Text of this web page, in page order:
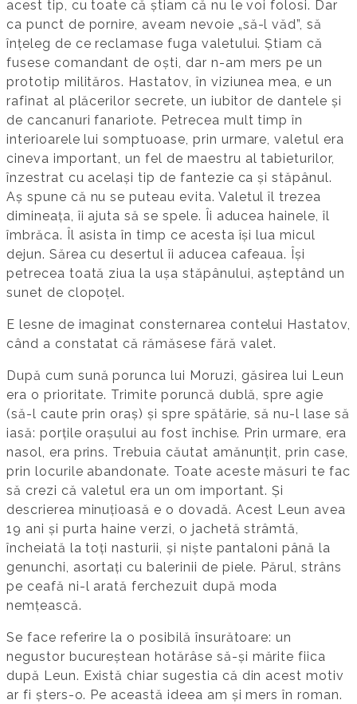
acest tip, cu toate că știam că nu le voi folosi. Dar
ca punct de pornire, aveam nevoie „să-l văd”, să
înțeleg de ce reclamase fuga valetului. Știam că
fusese comandant de oști, dar n-am mers pe un
prototip milităros. Hastatov, în viziunea mea, e un
rafinat al plăcerilor secrete, un iubitor de dantele și
de cancanuri fanariote. Petrecea mult timp în
interioarele lui somptuoase, prin urmare, valetul era
cineva important, un fel de maestru al tabieturilor,
înzestrat cu același tip de fantezie ca și stăpânul.
Aș spune că nu se puteau evita. Valetul îl trezea
dimineața, îi ajuta să se spele. Îi aducea hainele, îl
îmbrăca. Îl asista în timp ce acesta își lua micul
dejun. Sărea cu desertul îi aducea cafeaua. Își
petrecea toată ziua la ușa stăpânului, așteptând un
sunet de clopoțel.
E lesne de imaginat consternarea contelui Hastatov,
când a constatat că rămăsese fără valet.
După cum sună porunca lui Moruzi, găsirea lui Leun
era o prioritate. Trimite poruncă dublă, spre agie
(să-l caute prin oraș) și spre spătărie, să nu-l lase să
iasă: porțile orașului au fost închise. Prin urmare, era
nasol, era prins. Trebuia căutat amănunțit, prin case,
prin locurile abandonate. Toate aceste măsuri te fac
să crezi că valetul era un om important. Și
descrierea minuțioasă e o dovadă. Acest Leun avea
19 ani și purta haine verzi, o jachetă strâmtă,
încheiată la toți nasturii, și niște pantaloni până la
genunchi, asortați cu balerinii de piele. Părul, strâns
pe ceafă ni-l arată ferchezuit după moda
nemțească.
Se face referire la o posibilă însurătoare: un
negustor bucureștean hotărâse să-și mărite fiica
după Leun. Există chiar sugestia că din acest motiv
ar fi șters-o. Pe această ideea am și mers în roman.